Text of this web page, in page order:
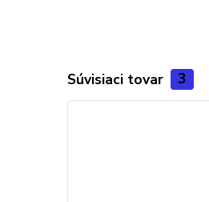
Súvisiaci tovar 3